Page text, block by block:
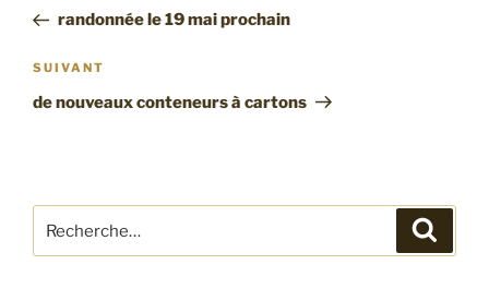
l’article
précédent
randonnée le 19 mai prochain
Article
suivant
SUIVANT
de nouveaux conteneurs à cartons
pour